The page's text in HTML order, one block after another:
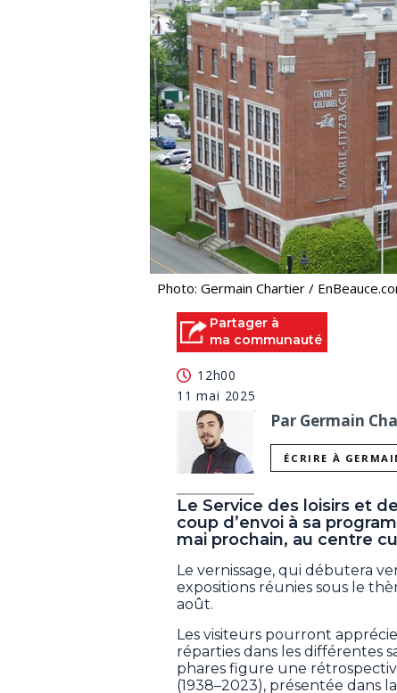
Photo: Germain Chartier /
Partager à
ma communauté
12h00
11 mai 2025
Par Germain
ÉCRIRE À
Le Service des loisirs et
coup d’envoi à sa
mai prochain, au centre
Le vernissage, qui débutera
expositions réunies sous le
août.
Les visiteurs pourront
réparties dans les différentes
phares figure une
(1938–2023), présentée dans